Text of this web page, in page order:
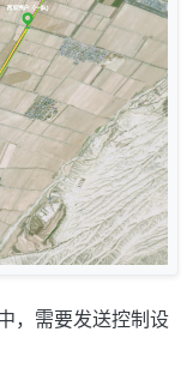
，需要发送控制设